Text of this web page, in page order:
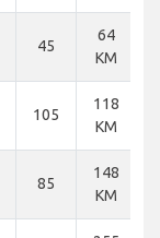
45
64
KM
105
118
KM
85
148
KM